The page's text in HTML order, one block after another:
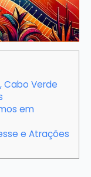
Cabo Verde
em
e Atrações